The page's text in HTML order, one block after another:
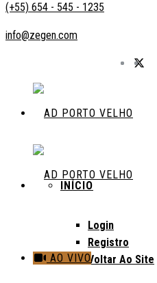
(+55) 654 - 545 - 1235
info@zegen.com
INÍCIO
Login
Registro
Voltar Ao Site
AO VIVO